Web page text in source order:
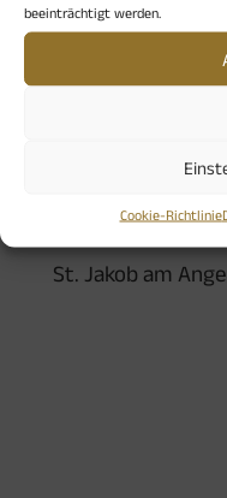
beeinträchtigt werden.
Cookie-Richtlinie
St. Jakob am
St. Jakob am